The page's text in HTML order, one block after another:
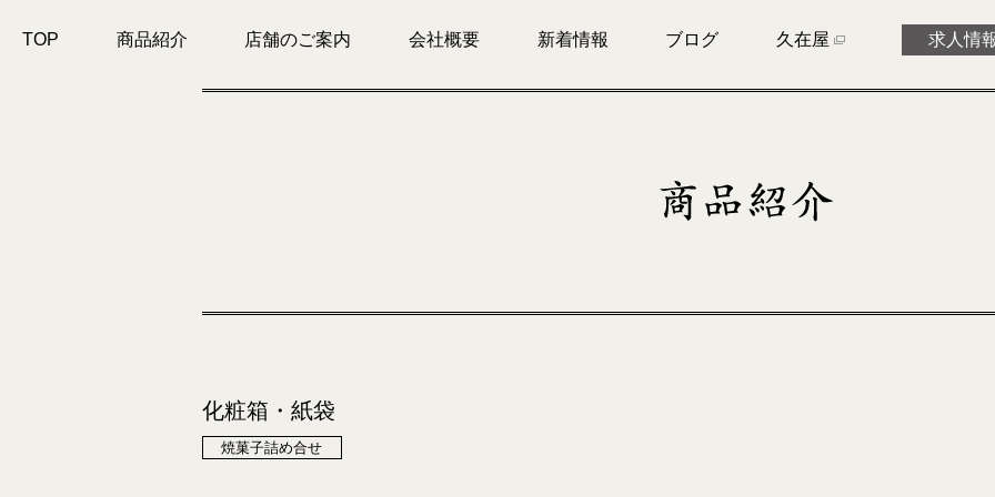
TOP 商品紹介 店舗のご案内 会社概要 新着情報 ブログ 久在屋 求人情
化粧箱・紙袋
焼菓子詰め合せ